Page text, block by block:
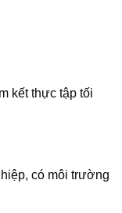
kết thực tập tối
, có môi trường